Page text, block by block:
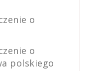
o
o
polskiego